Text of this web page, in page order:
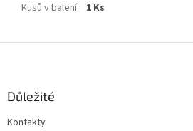
Kusů v balení: 1 Ks
Důležité
Kontakty